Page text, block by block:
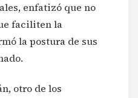
enfatizó que no
faciliten la
la postura de sus
otro de los